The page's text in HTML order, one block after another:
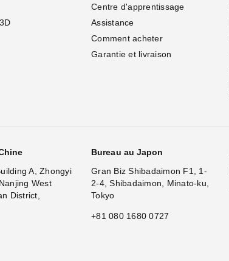
Centre d'apprentissage
Assistance
Comment acheter
Garantie et livraison
A, Zhongyi
West
District,
Bureau au Japon
Gran Biz Shibadaimon F1, 1-
2-4, Shibadaimon, Minato-ku,
Tokyo
+81 080 1680 0727